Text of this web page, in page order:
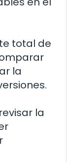
total de
la
la